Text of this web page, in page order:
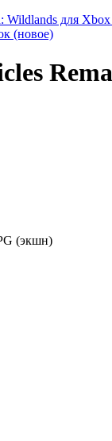
Wildlands для
(новое)
(экшн)